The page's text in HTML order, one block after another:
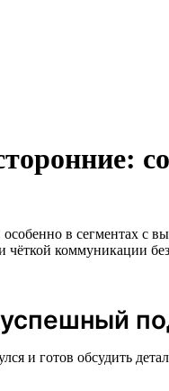
в сегментах с
коммуникации
и готов обсудить